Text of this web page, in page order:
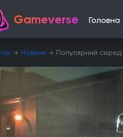
Gameverse Головна
Новини Популярний